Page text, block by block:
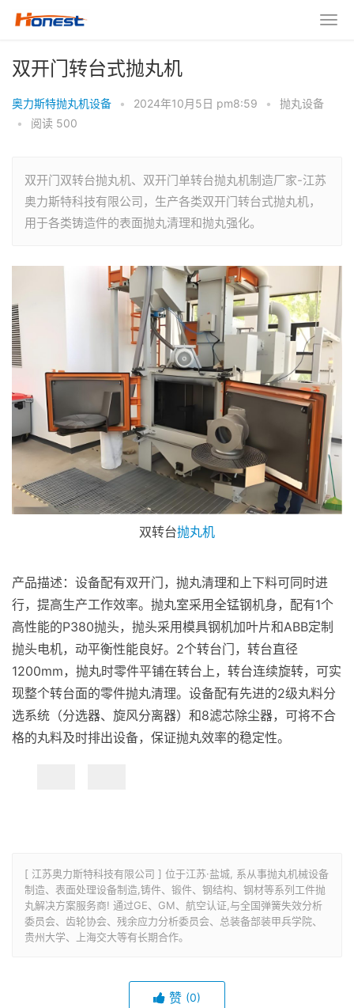
双开门转台式抛丸机
奥力斯特抛丸机设备 • 2024年10月5日 pm8:59 •
抛丸设备
•
阅读 500
双开门双转台抛丸机、双开门单转台抛丸机制造厂家-江苏
奥力斯特科技有限公司，生产各类双开门转台式抛丸机，
用于各类铸造件的表面抛丸清理和抛丸强化。
双转台抛丸机
产品描述：设备配有双开门，抛丸清理和上下料可同时进
行，提高生产工作效率。抛丸室采用全锰钢机身，配有1个
高性能的P380抛头，抛头采用模具钢机加叶片和ABB定制
抛头电机，动平衡性能良好。2个转台门，转台直径
1200mm，抛丸时零件平铺在转台上，转台连续旋转，可实
现整个转台面的零件抛丸清理。设备配有先进的2级丸料分
选系统（分选器、旋风分离器）和8滤芯除尘器，可将不合
格的丸料及时排出设备，保证抛丸效率的稳定性。
[ 江苏奥力斯特科技有限公司 ] 位于江苏·盐城, 系从事抛丸机械设备
制造、表面处理设备制造,铸件、锻件、钢结构、钢材等系列工件抛
丸解决方案服务商! 通过GE、GM、航空认证,与全国弹簧失效分析
委员会、齿轮协会、残余应力分析委员会、总装备部装甲兵学院、
贵州大学、上海交大等有长期合作。
赞 (0)